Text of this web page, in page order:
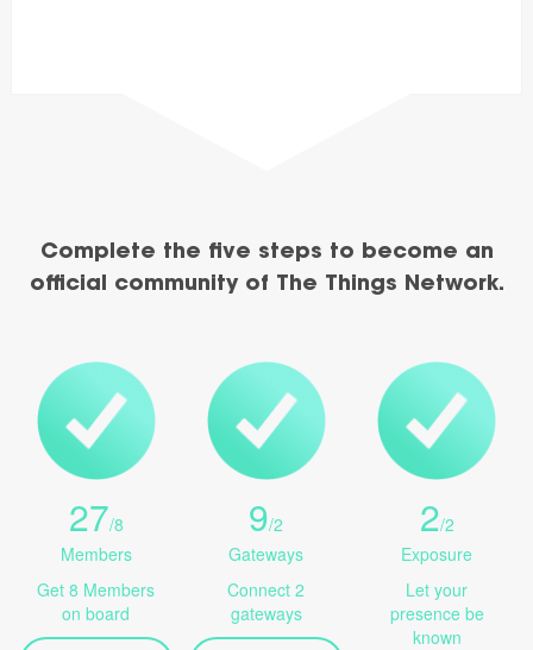
Complete the five steps to become an
official community of The Things Network.
27/8
Members
Get 8 Members
on board
9/2
Gateways
Connect 2
gateways
2/2
Exposure
Let your
presence be
known